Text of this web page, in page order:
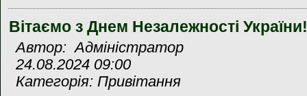
Вітаємо з Днем Незалежності України!
Автор: Адміністратор
24.08.2024 09:00
Категорія: Привітання